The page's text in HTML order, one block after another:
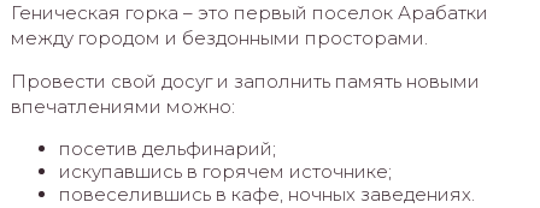
Геническая горка – это первый поселок Арабатки
между городом и бездонными просторами.
Провести свой досуг и заполнить память новыми
впечатлениями можно:
посетив дельфинарий;
искупавшись в горячем источнике;
повеселившись в кафе, ночных заведениях.